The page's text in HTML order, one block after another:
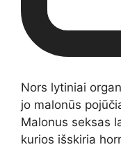
Nors lytiniai
jo malonūs
Malonus seksas
kurios išskiria